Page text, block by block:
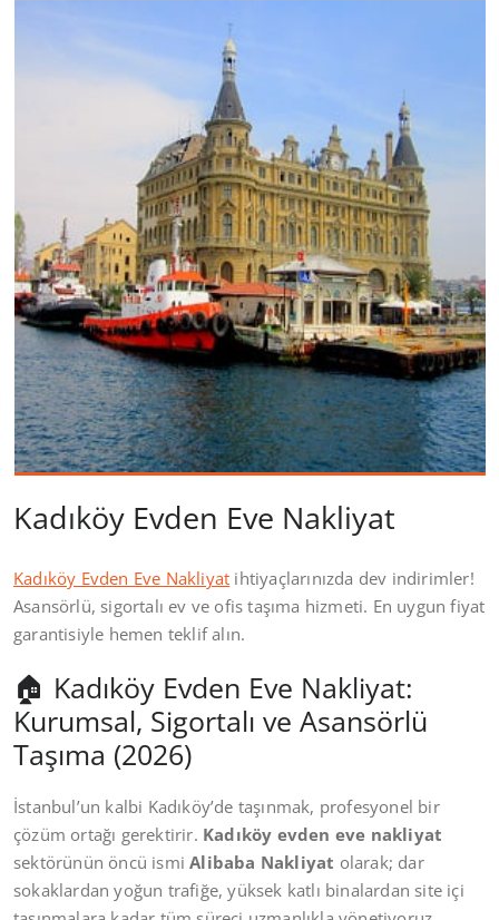
Kadıköy Evden Eve Nakliyat
Kadıköy Evden Eve Nakliyat ihtiyaçlarınızda dev indirimler!
Asansörlü, sigortalı ev ve ofis taşıma hizmeti. En uygun fiyat
garantisiyle hemen teklif alın.
🏠 Kadıköy Evden Eve Nakliyat:
Kurumsal, Sigortalı ve Asansörlü
Taşıma (2026)
İstanbul’un kalbi Kadıköy’de taşınmak, profesyonel bir
çözüm ortağı gerektirir. Kadıköy evden eve nakliyat
sektörünün öncü ismiAlibaba Nakliyat olarak; dar
sokaklardan yoğun trafiğe, yüksek katlı binalardan site içi